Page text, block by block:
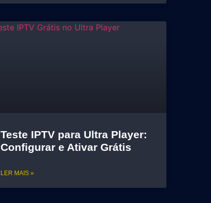
Teste IPTV para Ultra Player:
Configurar e Ativar Grátis
LER MAIS »